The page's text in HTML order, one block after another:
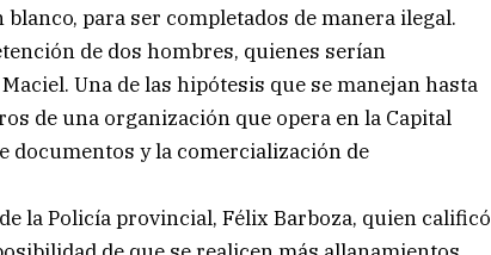
para ser completados de manera ilegal.
de dos hombres, quienes serían
Una de las hipótesis que se manejan hasta
de una organización que opera en la Capital
documentos y la comercialización de
la Policía provincial, Félix Barboza, quien calificó